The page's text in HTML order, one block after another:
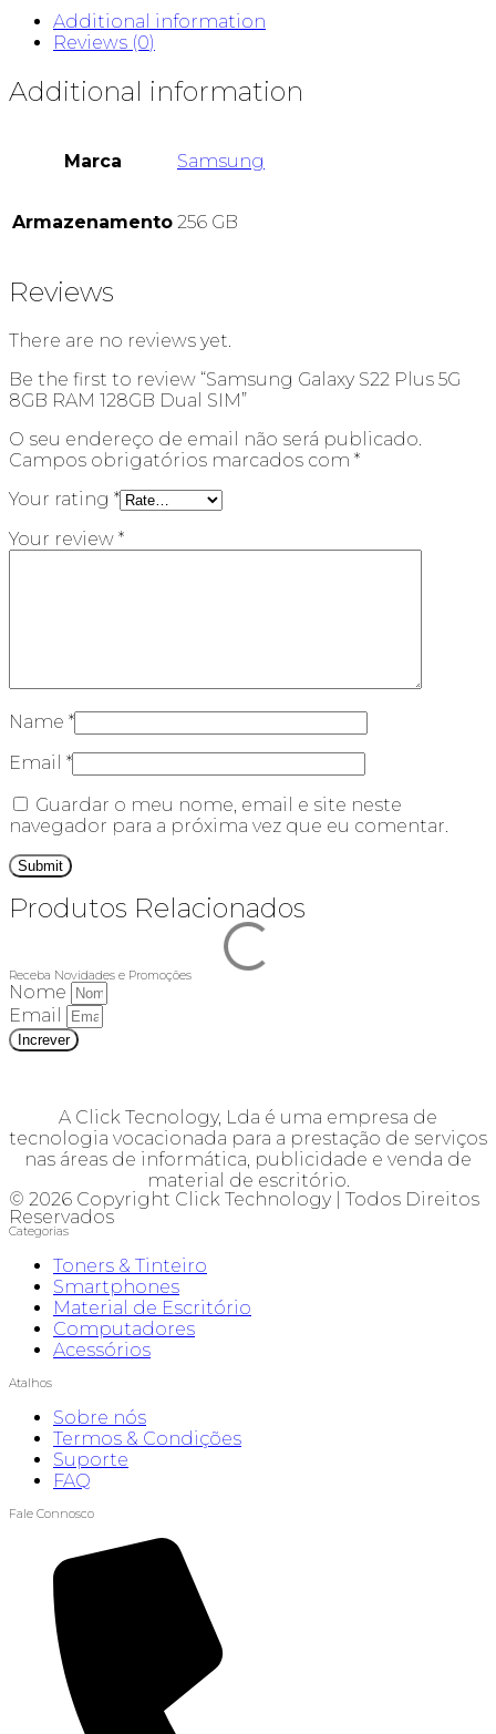
Additional information
Reviews (0)
Additional information
Marca Samsung
Armazenamento 256 GB
Reviews
There are no reviews yet.
Be the first to review “Samsung Galaxy S22 Plus 5G
8GB RAM 128GB Dual SIM”
O seu endereço de email não será publicado.
Campos obrigatórios marcados com *
Your rating *
Your review *
Name *
Email *
Guardar o meu nome, email e site neste
navegador para a próxima vez que eu comentar.
Produtos Relacionados
Receba Novidades e Promoções
Nome
Email
Increver
A Click Tecnology, Lda é uma empresa de
tecnologia vocacionada para a prestação de serviços
nas áreas de informática, publicidade e venda de
material de escritório.
© 2026 Copyright Click Technology | Todos Direitos
Reservados
Categorias
Toners & Tinteiro
Smartphones
Material de Escritório
Computadores
Acessórios
Atalhos
Sobre nós
Termos & Condições
Suporte
FAQ
Fale Connosco